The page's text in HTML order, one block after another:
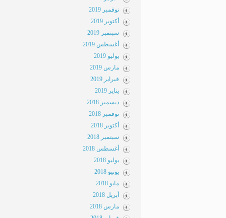
نوفمبر 2019
أكتوبر 2019
سبتمبر 2019
أغسطس 2019
يوليو 2019
مارس 2019
فبراير 2019
يناير 2019
ديسمبر 2018
نوفمبر 2018
أكتوبر 2018
سبتمبر 2018
أغسطس 2018
يوليو 2018
يونيو 2018
مايو 2018
أبريل 2018
مارس 2018